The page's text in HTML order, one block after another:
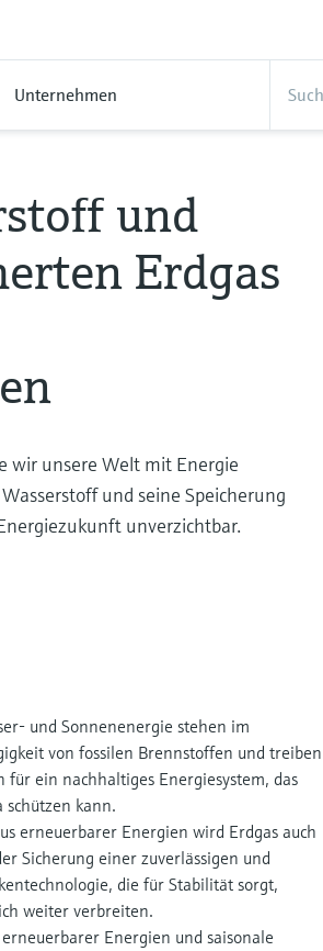
Unternehmen
und
Erdgas
wir unsere Welt mit Energie
und seine Speicherung
unverzichtbar.
und Sonnenenergie stehen im
von fossilen Brennstoffen und treiben
ein nachhaltiges Energiesystem, das
schützen kann.
erneuerbarer Energien wird Erdgas auch
Sicherung einer zuverlässigen und
die für Stabilität sorgt,
weiter verbreiten.
Energien und saisonale